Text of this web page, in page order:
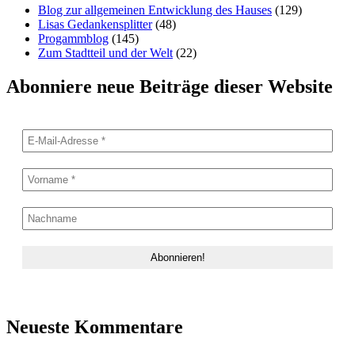
Blog zur allgemeinen Entwicklung des Hauses (129)
Lisas Gedankensplitter(48)
Progammblog (145)
Zum Stadtteil und der Welt (22)
Abonniere neue Beiträge dieser Website
Neueste Kommentare